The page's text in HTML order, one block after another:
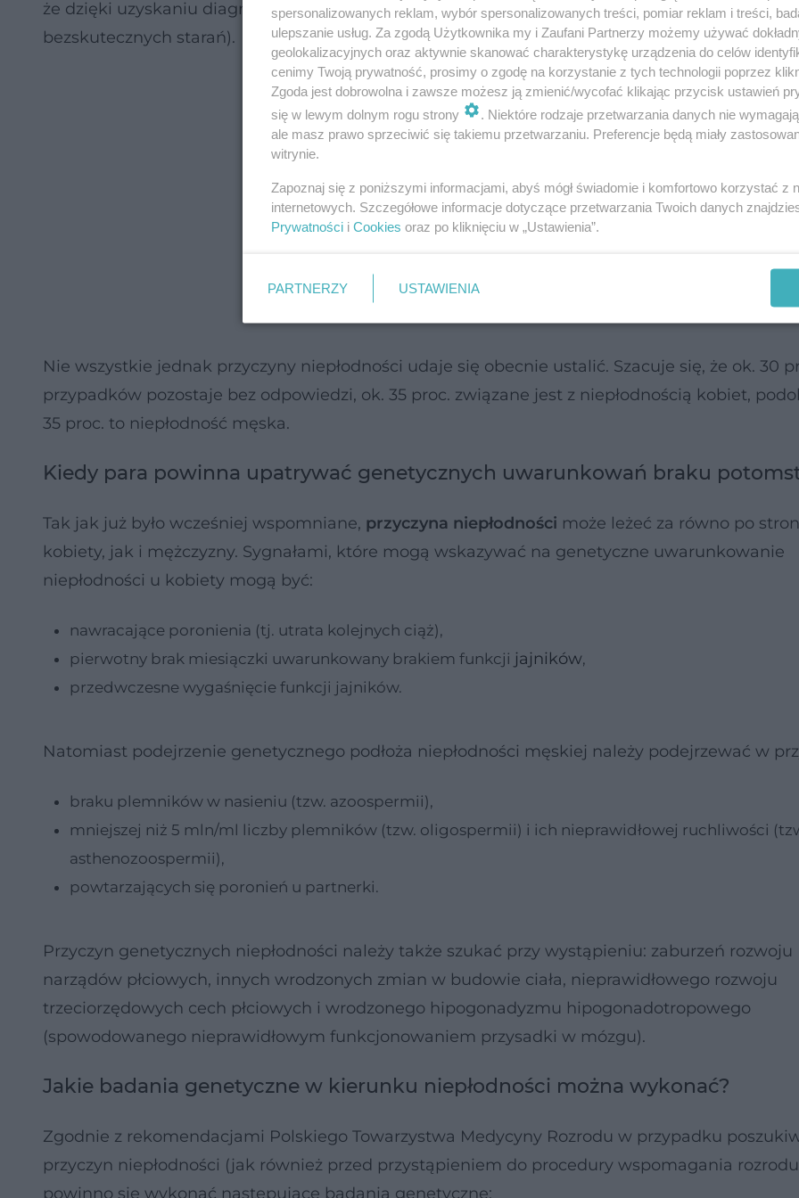
że dzięki uzyskaniu diagnozy para może uniknąć wielu sytuacji stresogennych (nawet
bezskutecznych starań).
Nie wszystkie jednak przyczyny niepłodności udaje się obecnie ustalić. Szacuje się, że ok. 30
przypadków pozostaje bez odpowiedzi, ok. 35 proc. związane jest z niepłodnością kobiet,
35 proc. to niepłodność męska.
Kiedy para powinna upatrywać genetycznych uwarunkowań braku
Tak jak już było wcześniej wspomniane, przyczyna niepłodności może leżeć za równo po
kobiety, jak i mężczyzny. Sygnałami, które mogą wskazywać na genetyczne uwarunkowanie
niepłodności u kobiety mogą być:
nawracające poronienia (tj. utrata kolejnych ciąż),
pierwotny brak miesiączki uwarunkowany brakiem funkcji jajników,
przedwczesne wygaśnięcie funkcji jajników.
Natomiast podejrzenie genetycznego podłoża niepłodności męskiej należy podejrzewać w
braku plemników w nasieniu (tzw. azoospermii),
mniejszej niż 5 mln/ml liczby plemników (tzw. oligospermii) i ich nieprawidłowej ruchliwości
asthenozoospermii),
powtarzających się poronień u partnerki.
Przyczyn genetycznych niepłodności należy także szukać przy wystąpieniu: zaburzeń rozwoju
narządów płciowych, innych wrodzonych zmian w budowie ciała, nieprawidłowego rozwoju
trzeciorzędowych cech płciowych i wrodzonego hipogonadyzmu hipogonadotropowego
(spowodowanego nieprawidłowym funkcjonowaniem przysadki w mózgu).
Jakie badania genetyczne w kierunku niepłodności można wykonać?
Zgodnie z rekomendacjami Polskiego Towarzystwa Medycyny Rozrodu w przypadku
przyczyn niepłodności (jak również przed przystąpieniem do procedury wspomagania
powinno się wykonać następujące badania genetyczne:
spersonalizowanych reklam, wybór spersonalizowanych treści, pomiar reklam i treści,
ulepszanie usług. Za zgodą Użytkownika my i Zaufani Partnerzy możemy używać
geolokalizacyjnych oraz aktywnie skanować charakterystykę urządzenia do celów
cenimy Twoją prywatność, prosimy o zgodę na korzystanie z tych technologii poprzez
Zgoda jest dobrowolna i zawsze możesz ją zmienić/wycofać klikając przycisk ustawień
się w lewym dolnym rogu strony
. Niektóre rodzaje przetwarzania danych nie
ale masz prawo sprzeciwić się takiemu przetwarzaniu. Preferencje będą miały
witrynie.
Zapoznaj się z poniższymi informacjami, abyś mógł świadomie i komfortowo korzystać z
internetowych. Szczegółowe informacje dotyczące przetwarzania Twoich danych
Prywatności i Cookies oraz po kliknięciu w „Ustawienia”.
PARTNERZY USTAWIENIA